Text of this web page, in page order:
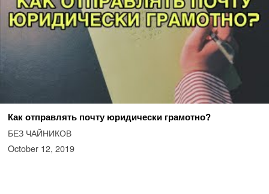
Как отправлять почту юридически грамотно?
БЕЗ ЧАЙНИКОВ
October 12, 2019